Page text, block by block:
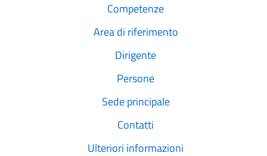
Competenze
Area di riferimento
Dirigente
Persone
Sede principale
Contatti
Ulteriori informazioni